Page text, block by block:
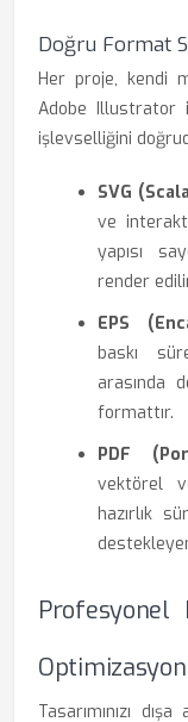
Doğru Format
Her proje, kendi
Adobe Illustrator
işlevselliğini
SVG
ve
yapısı
render
EPS
baskı
arasında
formattır.
PDF
vektörel
hazırlık
Profesyonel
Optimizasyon
Tasarımınızı